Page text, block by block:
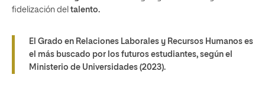
fidelización del talento.
El Grado en Relaciones Laborales y Recursos Humanos es
el más buscado por los futuros estudiantes, según el
Ministerio de Universidades (2023).